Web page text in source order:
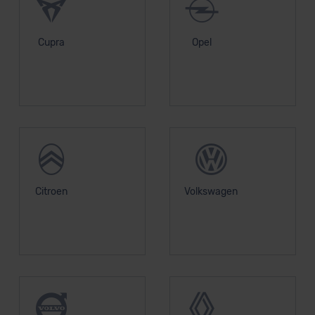
unserem Datenschutzbeauftragten unter
datenschutz@meinauto.de anfordern.
Cupra Opel
Citroen Volkswagen